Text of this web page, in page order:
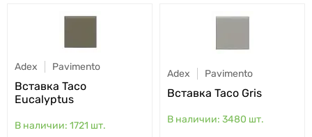
Adex Pavimento
Вставка Taco
Eucalyptus
1721 шт.
Adex Pavimento
Вставка Taco Gris
3480 шт.